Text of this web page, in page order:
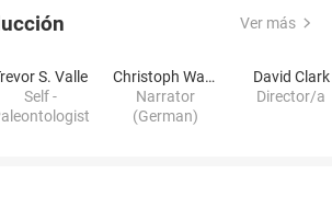
Ver más
S. Valle
Self -
Christoph Walter
Narrator
(German)
David Clark
Director/a